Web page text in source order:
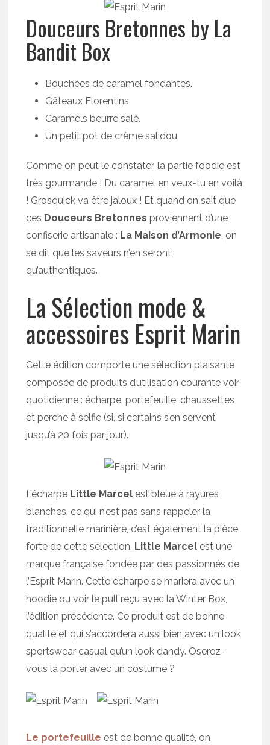
Douceurs Bretonnes by La
Bandit Box
Bouchées de caramel fondantes.
Gâteaux Florentins
Caramels beurre salé.
Un petit pot de crème salidou
Comme on peut le constater, la partie foodie est
très gourmande ! Du caramel en veux-tu en voilà
! Grosquick va être jaloux ! Et quand on sait que
ces Douceurs Bretonnes proviennent d’une
confiserie artisanale : La Maison d’Armonie, on
se dit que les saveurs n’en seront
qu’authentiques.
La Sélection mode &
accessoires Esprit Marin
Cette édition comporte une sélection plaisante
composée de produits d’utilisation courante voir
quotidienne : écharpe, portefeuille, chaussettes
et perche à selfie (si, si certains s’en servent
jusqu’à 20 fois par jour).
L’écharpe Little Marcel est bleue à rayures
blanches, ce qui n’est pas sans rappeler la
traditionnelle marinière, c’est également la pièce
forte de cette sélection. Little Marcel est une
marque française fondée par des passionnés de
l’Esprit Marin. Cette écharpe se mariera avec un
hoodie ou voir le pull reçu avec la Winter Box,
l’édition précédente. Ce produit est de bonne
qualité et qui s’accordera aussi bien avec un look
sportswear casual qu’un look dandy. Oserez-
vous la porter avec un costume ?
Le portefeuille est de bonne qualité, on